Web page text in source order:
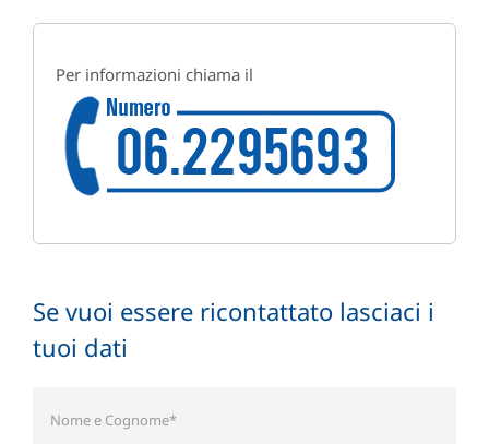
Per informazioni chiama il
Se vuoi essere ricontattato lasciaci i
tuoi dati